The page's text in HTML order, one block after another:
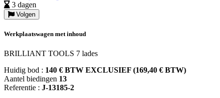
3 dagen
Volgen
Werkplaatswagen met inhoud
BRILLIANT TOOLS 7 lades
Huidig bod : 140 € BTW EXCLUSIEF (169,40 € BTW)
Aantel biedingen 13
Referentie : J-13185-2